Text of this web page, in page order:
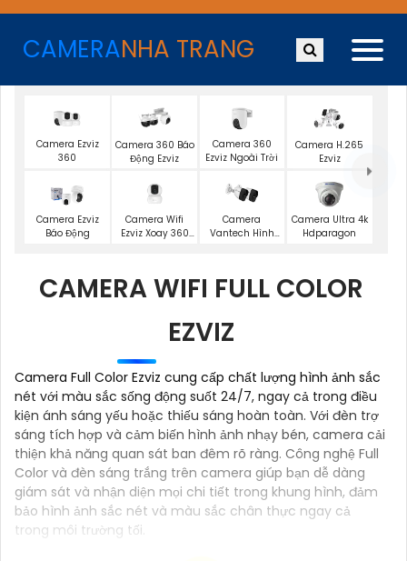
CAMERANHA TRANG
Camera Ezviz
360
Camera 360 Báo
Động Ezviz
Camera 360
Ezviz Ngoài Trời
Camera H.265
Ezviz
Camera Ezviz
Báo Động
Camera Wifi
Ezviz Xoay 360
Camera
Vantech Hình
Camera Ultra 4k
Hdparagon
CAMERA WIFI FULL COLOR
EZVIZ
Camera Full Color Ezviz cung cấp chất lượng hình ảnh sắc
nét với màu sắc sống động suốt 24/7, ngay cả trong điều
kiện ánh sáng yếu hoặc thiếu sáng hoàn toàn. Với đèn trợ
sáng tích hợp và cảm biến hình ảnh nhạy bén, camera cải
thiện khả năng quan sát ban đêm rõ ràng. Công nghệ Full
Color và đèn sáng trắng trên camera giúp bạn dễ dàng
giám sát và nhận diện mọi chi tiết trong khung hình, đảm
bảo hình ảnh sắc nét và màu sắc chân thực ngay cả
trong môi trường tối.